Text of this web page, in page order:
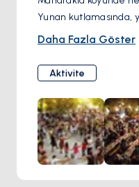
Yunan
gelerek yıldızların
festivali, yalnızca bir
Daha Fazla Göster
Aktivite